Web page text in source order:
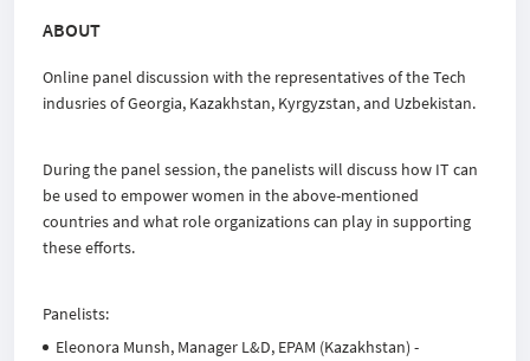
ABOUT
Online panel discussion with the representatives of the Tech
indusries of Georgia, Kazakhstan, Kyrgyzstan, and Uzbekistan.
During the panel session, the panelists will discuss how IT can
be used to empower women in the above-mentioned
countries and what role organizations can play in supporting
these efforts.
Panelists:
Eleonora Munsh, Manager L&D, EPAM (Kazakhstan) -